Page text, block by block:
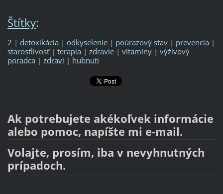
Štítky:
2 | detoxikácia | odkyselenie | poúrazový stav | prevencia |
starostlivosť | terapia | zdravie | vitamíny | výživový
poradca | zdravi | hubnutí
Ak potrebujete akékoľvek informácie
alebo pomoc, napíšte mi e-mail.
Volajte, prosím, iba v nevyhnutných
prípadoch.